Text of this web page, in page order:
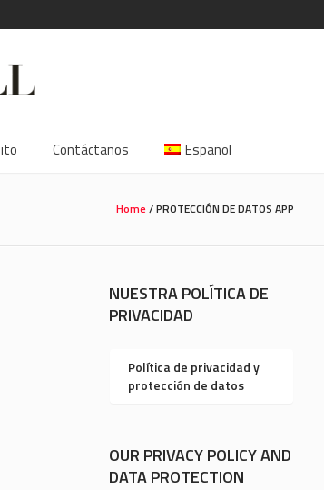
Contáctanos Español
Home/PROTECCIÓN DE DATOS APP
NUESTRA POLÍTICA DE
PRIVACIDAD
Política de privacidad y
protección de datos
OUR PRIVACY POLICY AND
DATA PROTECTION